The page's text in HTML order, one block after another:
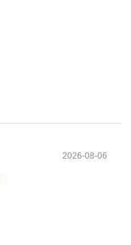
2026-08-06